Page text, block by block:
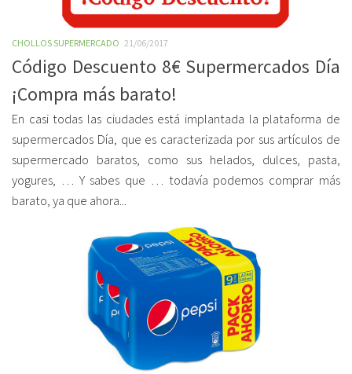
CHOLLOS SUPERMERCADO 21/06/2017
Código Descuento 8€ Supermercados Día
¡Compra más barato!
En casi todas las ciudades está implantada la plataforma de
supermercados Día, que es caracterizada por sus artículos de
supermercado baratos, como sus helados, dulces, pasta,
yogures, … Y sabes que … todavía podemos comprar más
barato, ya que ahora...